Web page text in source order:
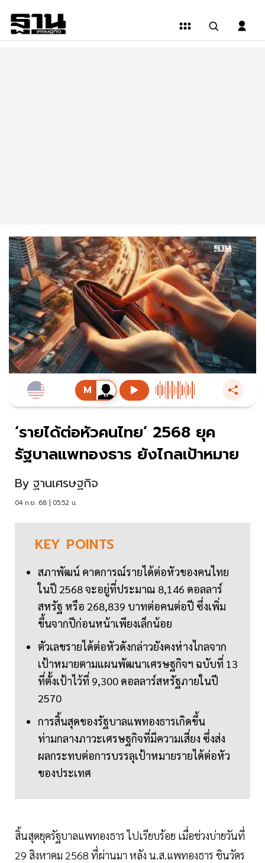
‘รายได้ต่อหัวคนไทย’ 2568 ยุค
รัฐบาลแพทองธาร ยังไกลเป้าหมาย
By ฐานเศรษฐกิจ
04 ก.ย. 68 | 05:52 น.
KEY POINTS
สภาพัฒน์ คาดการณ์รายได้ต่อหัวของคนไทย
ในปี 2568 จะอยู่ที่ประมาณ 8,146 ดอลลาร์
สหรัฐ หรือ 268,839 บาทต่อคนต่อปี ซึ่งเพิ่ม
ขึ้นจากปีก่อนหน้าเพียงเล็กน้อย
ตัวเลขรายได้ต่อหัวดังกล่าวยังคงห่างไกลจาก
เป้าหมายตามแผนพัฒนาเศรษฐกิจฯ ฉบับที่ 13
ที่ตั้งเป้าไว้ที่ 9,300 ดอลลาร์สหรัฐภายในปี
2570
การสิ้นสุดของรัฐบาลแพทองธารเกิดขึ้น
ท่ามกลางภาวะเศรษฐกิจที่มีความเสี่ยง ซึ่งส่ง
ผลกระทบต่อการบรรลุเป้าหมายรายได้ต่อหัว
ของประเทศ
สิ้นสุดยุครัฐบาลแพทองธาร ไปเรียบร้อย เมื่อช่วงบ่ายวันที่
29 สิงหาคม 2568 ที่ผ่านมา หลัง น.ส.แพทองธาร ชินวัตร